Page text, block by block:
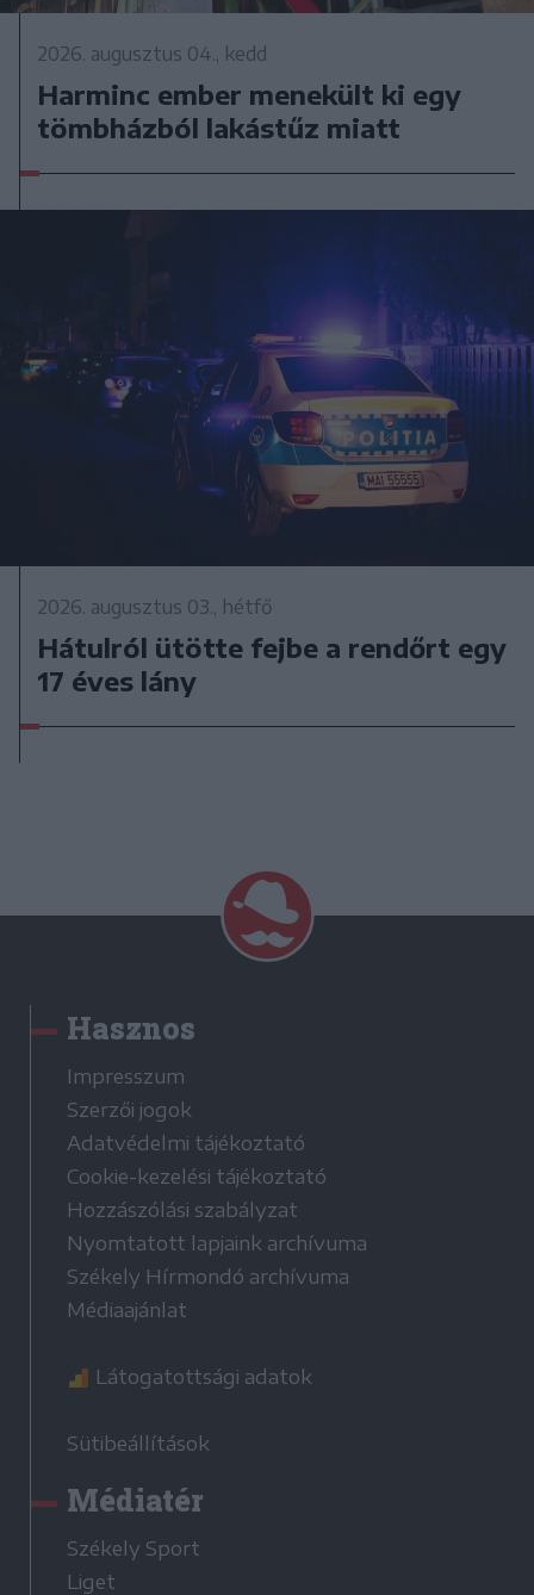
2026. augusztus 04., kedd
Harminc ember menekült ki egy
tömbházból lakástűz miatt
2026. augusztus 03., hétfő
Hátulról ütötte fejbe a rendőrt egy
17 éves lány
Hasznos
Impresszum
Szerzői jogok
Adatvédelmi tájékoztató
Cookie-kezelési tájékoztató
Hozzászólási szabályzat
Nyomtatott lapjaink archívuma
Székely Hírmondó archívuma
Médiaajánlat
Látogatottsági adatok
Sütibeállítások
Médiatér
Székely Sport
Liget